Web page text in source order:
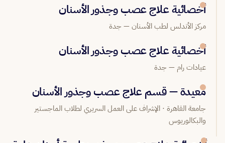
أخصائية علاج عصب وجذور الأسنان
مركز الأندلس لطب الأسنان — جدة
أخصائية علاج عصب وجذور الأسنان
عيادات رام — جدة
معيدة — قسم علاج عصب وجذور الأسنان
جامعة القاهرة · الإشراف على العمل السريري لطلاب الماجستير
والبكالوريوس